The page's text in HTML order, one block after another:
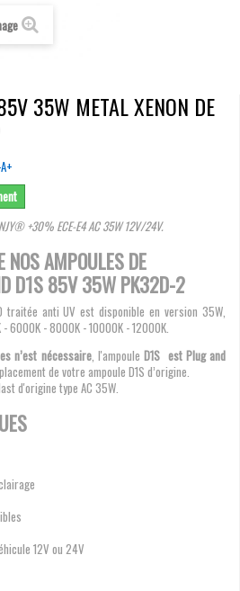
35W METAL XENON DE
+30% ECE-E4 AC 35W 12V/24V.
NOS AMPOULES DE
D1S 85V 35W PK32D-2
traitée anti UV est disponible en version 35W,
6000K - 8000K - 10000K - 12000K.
n’est nécessaire, l'ampoule D1S est Plug and
de votre ampoule D1S d’origine.
d'origine type AC 35W.
12V ou 24V